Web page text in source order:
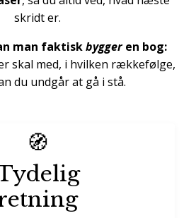
skridt er.
man faktiskbyggeren bog:
skal med, i hvilken rækkefølge,
du undgår at gå i stå.
🧭